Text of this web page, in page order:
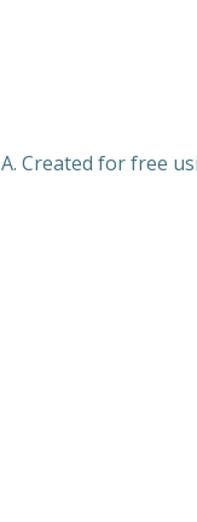
Created for free